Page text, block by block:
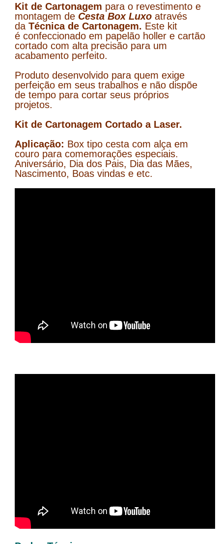
Kit de Cartonagem para o revestimento e
montagem de Cesta Box Luxo através
da Técnica de Cartonagem. Este kit
é confeccionado em papelão holler e cartão
cortado com alta precisão para um
acabamento perfeito.
Produto desenvolvido para quem exige
perfeição em seus trabalhos e não dispõe
de tempo para cortar seus próprios
projetos.
Kit de Cartonagem Cortado a Laser.
Aplicação: Box tipo cesta com alça em
couro para comemorações especiais.
Aniversário, Dia dos Pais, Dia das Mães,
Nascimento, Boas vindas e etc.